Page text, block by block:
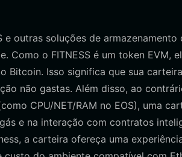
e outras soluções de
Como o FITNESS é um token EVM,
Bitcoin. Isso significa que sua
não gastas. Além disso, ao
CPU/NET/RAM no EOS), uma
e na interação com contratos
a carteira ofereça uma